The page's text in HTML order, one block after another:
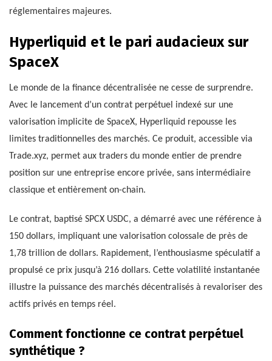
réglementaires majeures.
Hyperliquid et le pari audacieux sur
SpaceX
Le monde de la finance décentralisée ne cesse de surprendre.
Avec le lancement d’un contrat perpétuel indexé sur une
valorisation implicite de SpaceX, Hyperliquid repousse les
limites traditionnelles des marchés. Ce produit, accessible via
Trade.xyz, permet aux traders du monde entier de prendre
position sur une entreprise encore privée, sans intermédiaire
classique et entièrement on-chain.
Le contrat, baptisé SPCX USDC, a démarré avec une référence à
150 dollars, impliquant une valorisation colossale de près de
1,78 trillion de dollars. Rapidement, l’enthousiasme spéculatif a
propulsé ce prix jusqu’à 216 dollars. Cette volatilité instantanée
illustre la puissance des marchés décentralisés à revaloriser des
actifs privés en temps réel.
Comment fonctionne ce contrat perpétuel
synthétique ?